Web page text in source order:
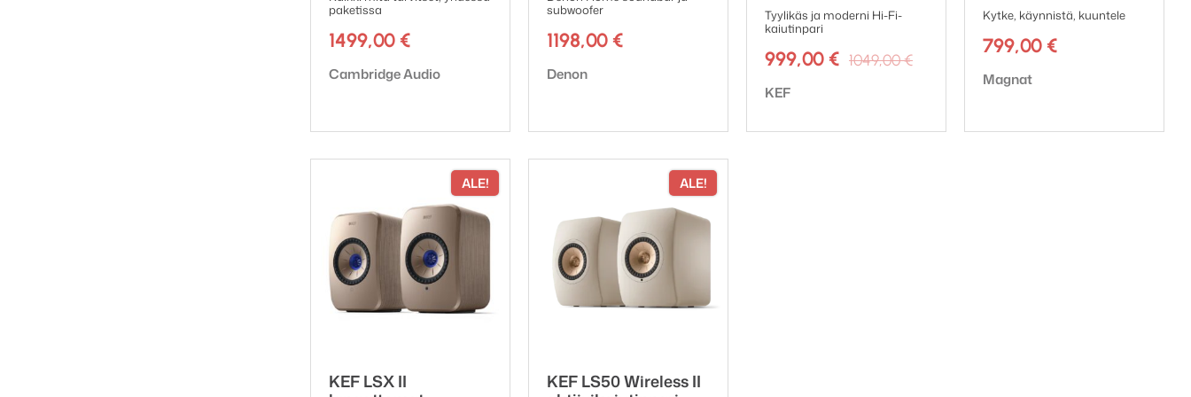
paketissa
1499,00 €
Tuotemerkki:
Cambridge Audio
subwoofer
1198,00 €
Tuotemerkki:
Denon
Tyylikäs ja moderni Hi-Fi-
kaiutinpari
1049,00€Alkuperäinen
999,00 €
Nykyinen
Tuotemerkki:
KEF
Kytke, käynnistä, kuuntele
799,00 €
Tuotemerkki:
Magnat
ALE!
KEF LSX II
ALE!
KEF LS50 Wireless II